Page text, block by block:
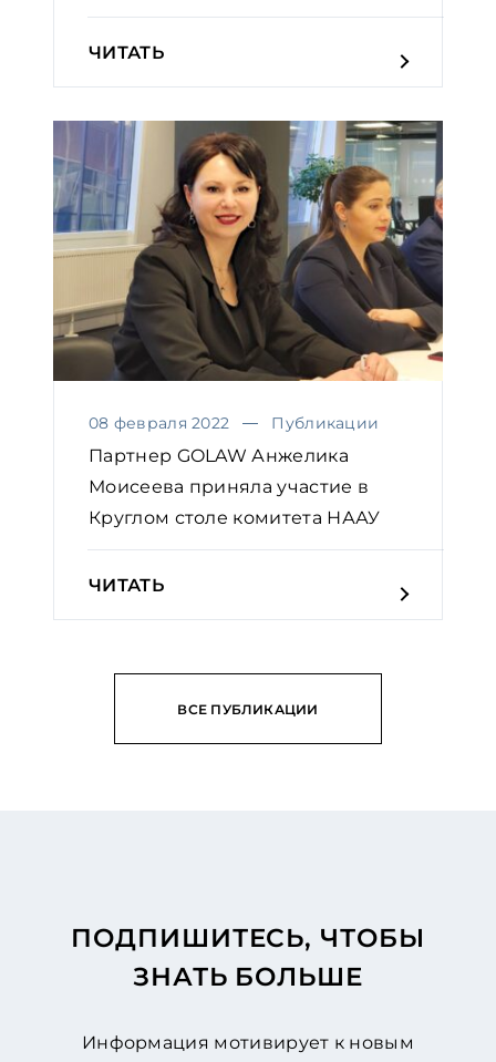
практичес...
ЧИТАТЬ
08 февраля 2022 Публикации
Партнер GOLAW Анжелика
Моисеева приняла участие в
Круглом столе комитета НААУ
ЧИТАТЬ
ВСЕ ПУБЛИКАЦИИ
ПОДПИШИТЕСЬ, ЧТОБЫ
ЗНАТЬ БОЛЬШЕ
Информация мотивирует к новым